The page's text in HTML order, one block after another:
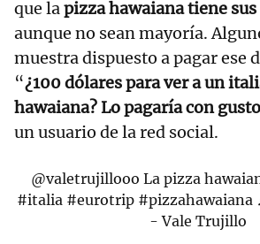
que lapizza hawaiana tiene
aunque no sean mayoría.
muestra dispuesto a pagar ese
“¿100 dólares para ver a un
hawaiana? Lo pagaría con
un usuario de la red social.
@valetrujillooo La pizza
#italia #eurotrip #pizzahawaiana
- Vale Trujillo